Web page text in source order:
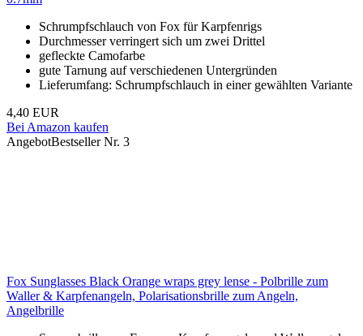
Schrumpfschlauch von Fox für Karpfenrigs
Durchmesser verringert sich um zwei Drittel
gefleckte Camofarbe
gute Tarnung auf verschiedenen Untergründen
Lieferumfang: Schrumpfschlauch in einer gewählten Variante
4,40 EUR
Bei Amazon kaufen
AngebotBestseller Nr. 3
Fox Sunglasses Black Orange wraps grey lense - Polbrille zum
Waller & Karpfenangeln, Polarisationsbrille zum Angeln,
Angelbrille